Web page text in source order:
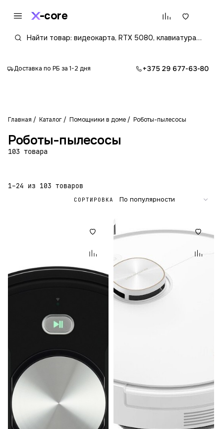
core
Доставка по РБ за 1-2 дня +375 29 677-63-80
Главная Каталог Помощники в доме Роботы-пылесосы
Роботы-пылесосы
103 товара
1–24 из 103 товаров
СОРТИРОВКА